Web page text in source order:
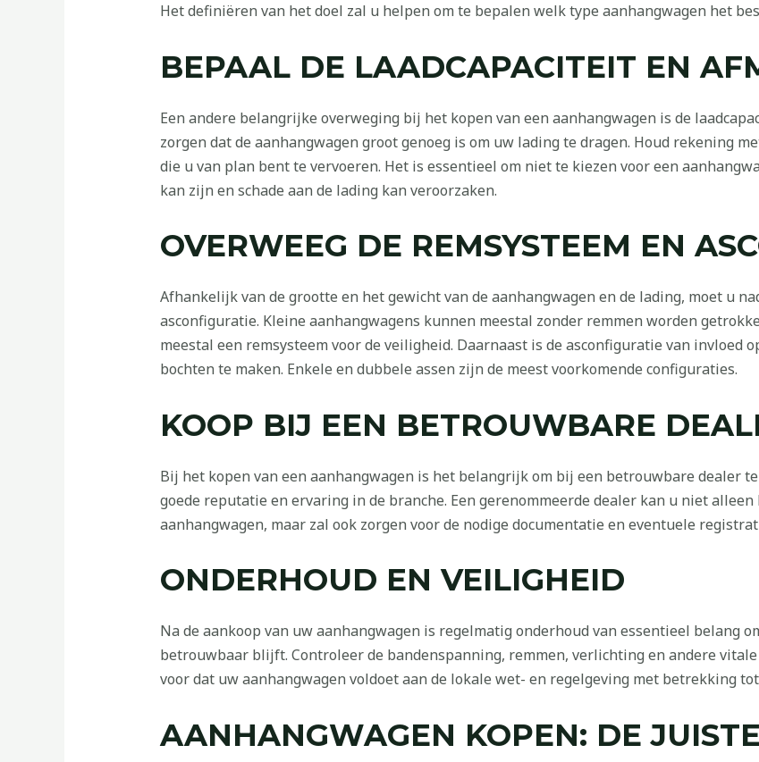
Het definiëren van het doel zal u helpen om te bepalen welk type aanhangwagen het
BEPAAL DE LAADCAPACITEIT EN
Een andere belangrijke overweging bij het kopen van een aanhangwagen is de
zorgen dat de aanhangwagen groot genoeg is om uw lading te dragen. Houd rekening
die u van plan bent te vervoeren. Het is essentieel om niet te kiezen voor een
kan zijn en schade aan de lading kan veroorzaken.
OVERWEEG DE REMSYSTEEM EN
Afhankelijk van de grootte en het gewicht van de aanhangwagen en de lading, moet u
asconfiguratie. Kleine aanhangwagens kunnen meestal zonder remmen worden
meestal een remsysteem voor de veiligheid. Daarnaast is de asconfiguratie van invloed
bochten te maken. Enkele en dubbele assen zijn de meest voorkomende configuraties.
KOOP BIJ EEN BETROUWBARE
Bij het kopen van een aanhangwagen is het belangrijk om bij een betrouwbare dealer
goede reputatie en ervaring in de branche. Een gerenommeerde dealer kan u niet
aanhangwagen, maar zal ook zorgen voor de nodige documentatie en eventuele
ONDERHOUD EN VEILIGHEID
Na de aankoop van uw aanhangwagen is regelmatig onderhoud van essentieel belang
betrouwbaar blijft. Controleer de bandenspanning, remmen, verlichting en andere
voor dat uw aanhangwagen voldoet aan de lokale wet- en regelgeving met betrekking
AANHANGWAGEN KOPEN: DE